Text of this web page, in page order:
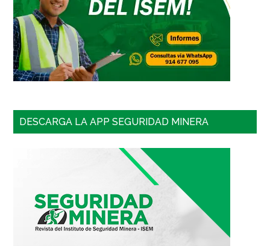
DESCARGA LA APP SEGURIDAD MINERA